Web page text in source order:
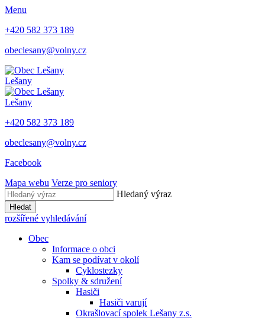
Menu
+420 582 373 189
obeclesany@volny.cz
Lešany
Lešany
+420 582 373 189
obeclesany@volny.cz
Facebook
Mapa webu Verze pro seniory
Hledaný výraz
Hledat
rozšířené vyhledávání
Obec
Informace o obci
Kam se podívat v okolí
Cyklostezky
Spolky & sdružení
Hasiči
Hasiči varují
Okrašlovací spolek Lešany z.s.